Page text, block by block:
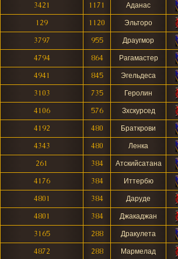
3421
1171
Аданас
129
1120
Эльторо
3797
955
Драугмор
4794
864
Рагамастер
4941
845
Эгельдеса
3103
735
Геролин
4106
576
Зхскурсед
4192
480
Браткрови
4343
480
Ленка
261
384
Атскийсатана
4176
384
Иттербю
4801
384
Даруде
4801
384
Джакаджан
3165
288
Дракулета
4872
288
Мармелад